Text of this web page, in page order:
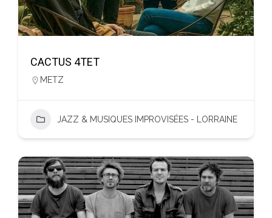
CACTUS 4TET
METZ
JAZZ & MUSIQUES IMPROVISÉES - LORRAINE